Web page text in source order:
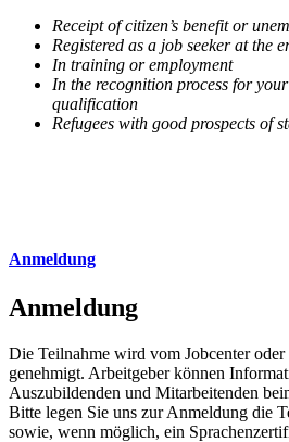
Receipt of citizen’s benefit or
Registered as a job seeker at the
In training or employment
In the recognition process for
qualification
Refugees with good prospects of
Anmeldung
Anmeldung
Die Teilnahme wird vom Jobcenter
genehmigt. Arbeitgeber können
Auszubildenden und Mitarbeitenden
Bitte legen Sie uns zur Anmeldung die
sowie, wenn möglich, ein